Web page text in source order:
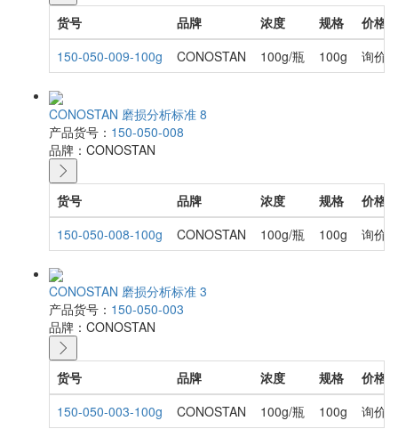
货号 品牌 浓度 规格
价格
150-050-009-100g
CONOSTAN 100g/瓶 100g 询价
CONOSTAN 磨损分析标准 8
产品货号： 150-050-008
品牌： CONOSTAN
货号 品牌 浓度 规格
价格
150-050-008-100g
CONOSTAN 100g/瓶 100g 询价
CONOSTAN 磨损分析标准 3
产品货号： 150-050-003
品牌： CONOSTAN
货号 品牌 浓度 规格
价格
150-050-003-100g
CONOSTAN 100g/瓶 100g 询价